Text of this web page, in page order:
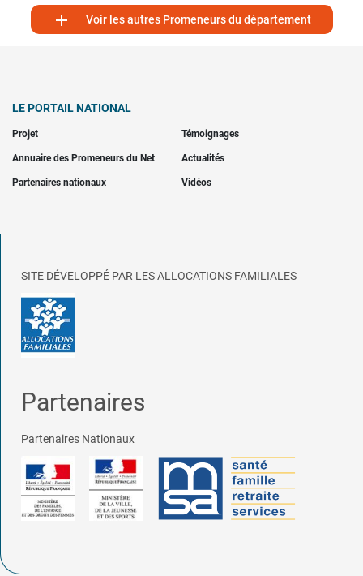
 Voir les autres Promeneurs du département
LE PORTAIL NATIONAL
Projet Témoignages
Annuaire des Promeneurs du Net Actualités
Partenaires nationaux Vidéos
SITE DÉVELOPPÉ PAR LES ALLOCATIONS FAMILIALES
Partenaires
Partenaires Nationaux